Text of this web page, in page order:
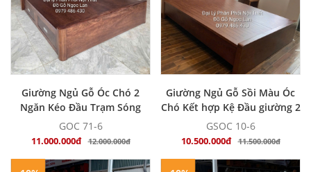
MUA NGAY
Giường Ngủ Gỗ Óc Chó 2
Ngăn Kéo Đầu Trạm Sóng
Hiện Đại, Sang Trọng
GOC 71-6
11.000.000đ 12.000.000đ
MUA NGAY
Giường Ngủ Gỗ Sồi Màu Óc
Chó Kết hợp Kệ Đầu giường 2
Ngăn Kéo
GSOC 10-6
10.500.000đ 11.500.000đ